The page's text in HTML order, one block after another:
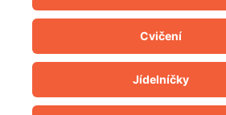
Cvičení
Jídelníčky